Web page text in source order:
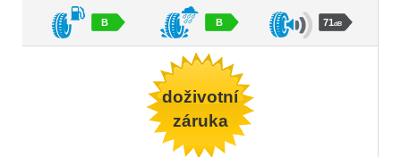
B B 71dB
doživotní
záruka